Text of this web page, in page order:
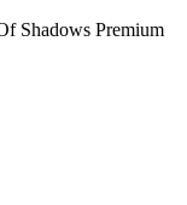
Shadows Premium